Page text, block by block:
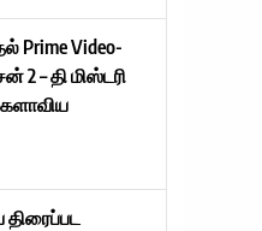
Prime Video-
2 – தி மிஸ்டரி